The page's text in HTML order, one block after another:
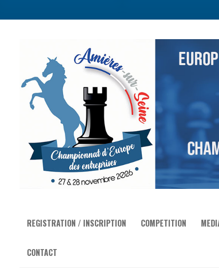
REGISTRATION / INSCRIPTION COMPETITION
CONTACT